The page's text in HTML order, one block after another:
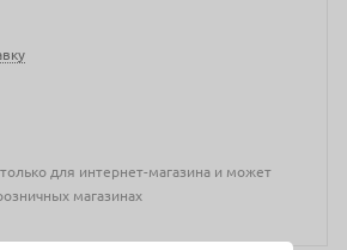
для интернет-магазина и может
магазинах